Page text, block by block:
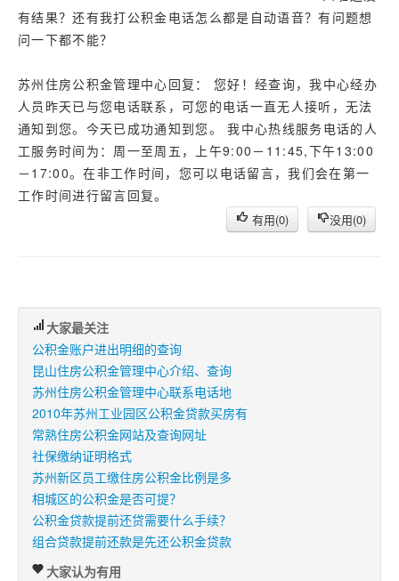
有结果？还有我打公积金电话怎么都是自动语音？有问题想
问一下都不能？
苏州住房公积金管理中心回复： 您好！经查询，我中心经办
人员昨天已与您电话联系，可您的电话一直无人接听，无法
通知到您。今天已成功通知到您。 我中心热线服务电话的人
工服务时间为：周一至周五，上午9:00－11:45,下午13:00
－17:00。在非工作时间，您可以电话留言，我们会在第一
工作时间进行留言回复。
有用(0) 没用(0)
大家最关注
公积金账户进出明细的查询
昆山住房公积金管理中心介绍、查询
苏州住房公积金管理中心联系电话地
2010年苏州工业园区公积金贷款买房有
常熟住房公积金网站及查询网址
社保缴纳证明格式
苏州新区员工缴住房公积金比例是多
相城区的公积金是否可提？
公积金贷款提前还贷需要什么手续？
组合贷款提前还款是先还公积金贷款
大家认为有用